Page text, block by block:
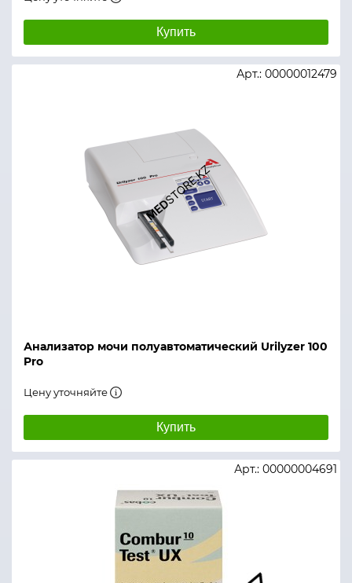
Купить
Анализатор мочи полуавтоматический Urilyzer 100
Pro
Арт.: 00000012479
Цену уточняйте
Купить
Арт.: 00000004691